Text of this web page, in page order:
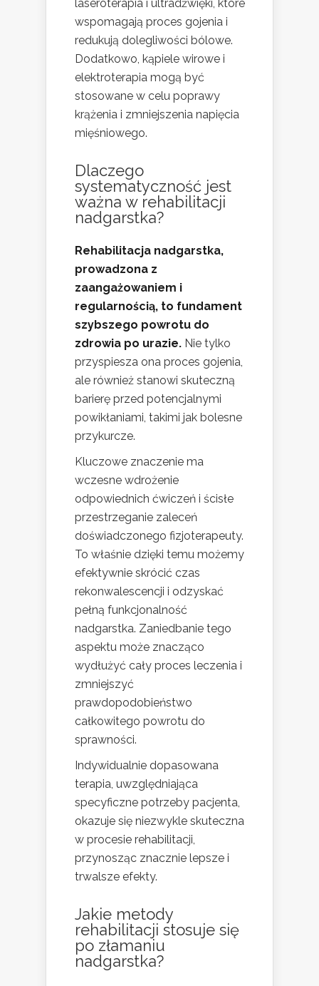
laseroterapia i ultradźwięki, które
wspomagają proces gojenia i
redukują dolegliwości bólowe.
Dodatkowo, kąpiele wirowe i
elektroterapia mogą być
stosowane w celu poprawy
krążenia i zmniejszenia napięcia
mięśniowego.
Dlaczego
systematyczność jest
ważna w rehabilitacji
nadgarstka?
Rehabilitacja nadgarstka,
prowadzona z
zaangażowaniem i
regularnością, to fundament
szybszego powrotu do
zdrowia po urazie. Nie tylko
przyspiesza ona proces gojenia,
ale również stanowi skuteczną
barierę przed potencjalnymi
powikłaniami, takimi jak bolesne
przykurcze.
Kluczowe znaczenie ma
wczesne wdrożenie
odpowiednich ćwiczeń i ścisłe
przestrzeganie zaleceń
doświadczonego fizjoterapeuty.
To właśnie dzięki temu możemy
efektywnie skrócić czas
rekonwalescencji i odzyskać
pełną funkcjonalność
nadgarstka. Zaniedbanie tego
aspektu może znacząco
wydłużyć cały proces leczenia i
zmniejszyć
prawdopodobieństwo
całkowitego powrotu do
sprawności.
Indywidualnie dopasowana
terapia, uwzględniająca
specyficzne potrzeby pacjenta,
okazuje się niezwykle skuteczna
w procesie rehabilitacji,
przynosząc znacznie lepsze i
trwalsze efekty.
Jakie metody
rehabilitacji stosuje się
po złamaniu
nadgarstka?